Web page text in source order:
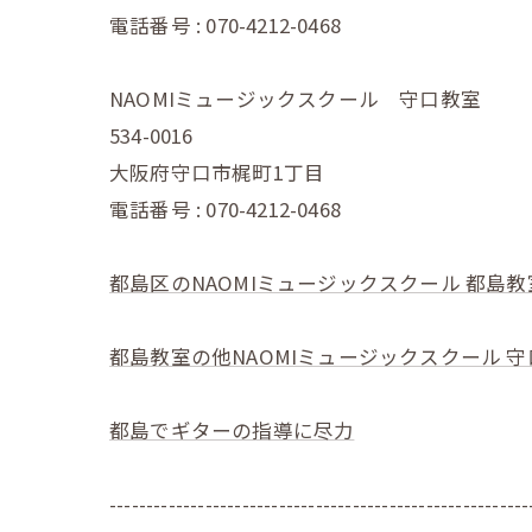
電話番号 : 070-4212-0468
NAOMIミュージックスクール 守口教室
534-0016
大阪府守口市梶町1丁目
電話番号 : 070-4212-0468
都島区のNAOMIミュージックスクール 都島教
都島教室の他NAOMIミュージックスクール
都島でギターの指導に尽力